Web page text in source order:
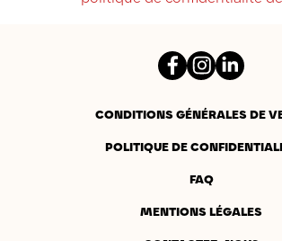
CONDITIONS GÉNÉRALES DE
POLITIQUE DE
FAQ
MENTIONS LÉGALES
Facebook
Instagram
LinkedIn